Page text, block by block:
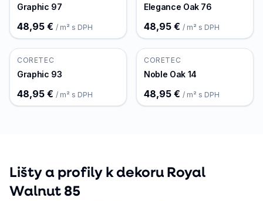
Graphic 97
48,95 € / m² s DPH
Elegance Oak 76
48,95 € / m² s DPH
CORETEC
Graphic 93
48,95 € / m² s DPH
CORETEC
Noble Oak 14
48,95 € / m² s DPH
Lišty a profily k dekoru Royal
Walnut 85